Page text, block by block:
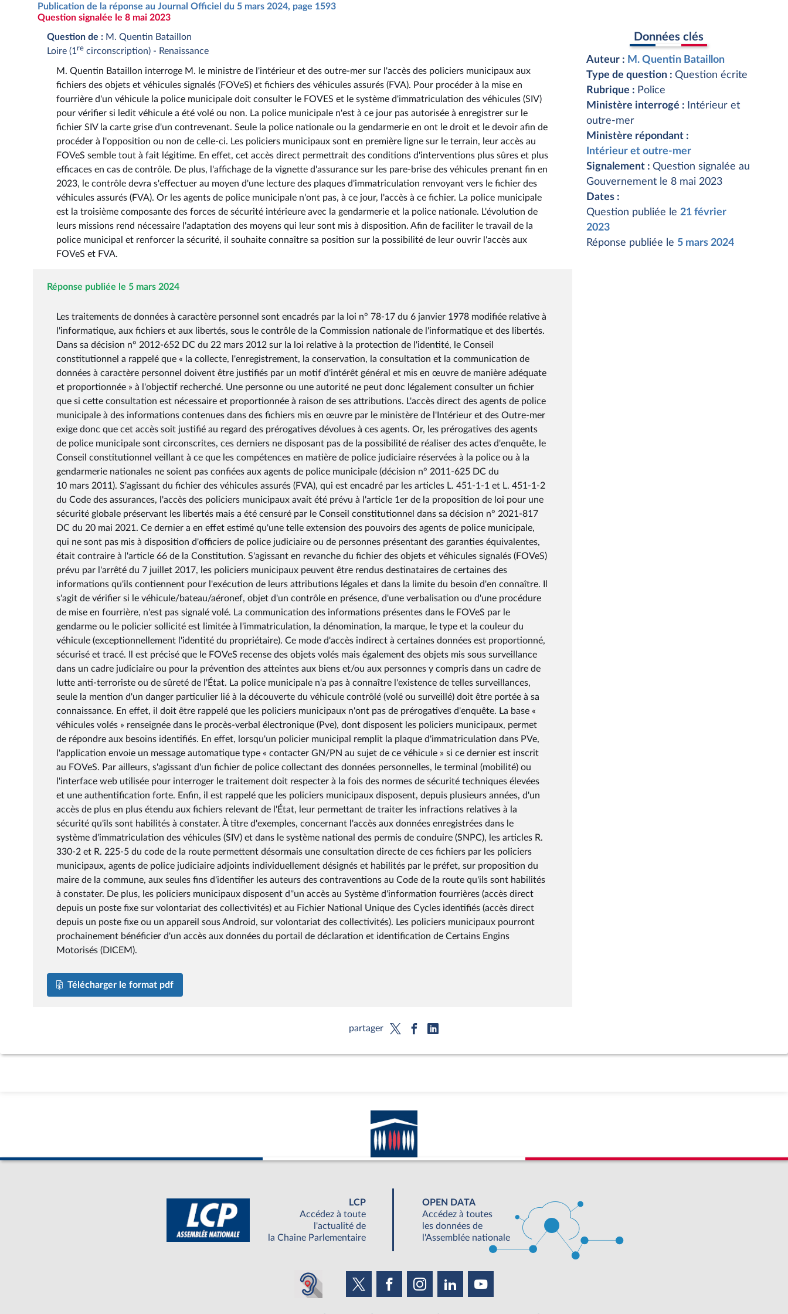
Publication de la réponse au Journal Officiel du 5 mars 2024, page 1593
Question signalée le 8 mai 2023
Question de : M. Quentin Bataillon
Loire (1 re circonscription) - Renaissance
M. Quentin Bataillon interroge M. le ministre de l'intérieur et des outre-mer sur l'accès des policiers municipaux aux
fichiers des objets et véhicules signalés (FOVeS) et fichiers des véhicules assurés (FVA). Pour procéder à la mise en
fourrière d'un véhicule la police municipale doit consulter le FOVES et le système d'immatriculation des véhicules (SIV)
pour vérifier si ledit véhicule a été volé ou non. La police municipale n'est à ce jour pas autorisée à enregistrer sur le
fichier SIV la carte grise d'un contrevenant. Seule la police nationale ou la gendarmerie en ont le droit et le devoir afin de
procéder à l'opposition ou non de celle-ci. Les policiers municipaux sont en première ligne sur le terrain, leur accès au
FOVeS semble tout à fait légitime. En effet, cet accès direct permettrait des conditions d'interventions plus sûres et plus
efficaces en cas de contrôle. De plus, l'affichage de la vignette d'assurance sur les pare-brise des véhicules prenant fin en
2023, le contrôle devra s'effectuer au moyen d'une lecture des plaques d'immatriculation renvoyant vers le fichier des
véhicules assurés (FVA). Or les agents de police municipale n'ont pas, à ce jour, l'accès à ce fichier. La police municipale
est la troisième composante des forces de sécurité intérieure avec la gendarmerie et la police nationale. L'évolution de
leurs missions rend nécessaire l'adaptation des moyens qui leur sont mis à disposition. Afin de faciliter le travail de la
police municipal et renforcer la sécurité, il souhaite connaître sa position sur la possibilité de leur ouvrir l'accès aux
FOVeS et FVA.
Réponse publiée le 5 mars 2024
Les traitements de données à caractère personnel sont encadrés par la loi n° 78-17 du 6 janvier 1978 modifiée relative à
l'informatique, aux fichiers et aux libertés, sous le contrôle de la Commission nationale de l'informatique et des libertés.
Dans sa décision n° 2012-652 DC du 22 mars 2012 sur la loi relative à la protection de l'identité, le Conseil
constitutionnel a rappelé que « la collecte, l'enregistrement, la conservation, la consultation et la communication de
données à caractère personnel doivent être justifiés par un motif d'intérêt général et mis en œuvre de manière adéquate
et proportionnée » à l'objectif recherché. Une personne ou une autorité ne peut donc légalement consulter un fichier
que si cette consultation est nécessaire et proportionnée à raison de ses attributions. L'accès direct des agents de police
municipale à des informations contenues dans des fichiers mis en œuvre par le ministère de l'Intérieur et des Outre-mer
exige donc que cet accès soit justifié au regard des prérogatives dévolues à ces agents. Or, les prérogatives des agents
de police municipale sont circonscrites, ces derniers ne disposant pas de la possibilité de réaliser des actes d'enquête, le
Conseil constitutionnel veillant à ce que les compétences en matière de police judiciaire réservées à la police ou à la
gendarmerie nationales ne soient pas confiées aux agents de police municipale (décision n° 2011-625 DC du
10 mars 2011). S'agissant du fichier des véhicules assurés (FVA), qui est encadré par les articles L. 451-1-1 et L. 451-1-2
du Code des assurances, l'accès des policiers municipaux avait été prévu à l'article 1er de la proposition de loi pour une
sécurité globale préservant les libertés mais a été censuré par le Conseil constitutionnel dans sa décision n° 2021-817
DC du 20 mai 2021. Ce dernier a en effet estimé qu'une telle extension des pouvoirs des agents de police municipale,
qui ne sont pas mis à disposition d'officiers de police judiciaire ou de personnes présentant des garanties équivalentes,
était contraire à l'article 66 de la Constitution. S'agissant en revanche du fichier des objets et véhicules signalés (FOVeS)
prévu par l'arrêté du 7 juillet 2017, les policiers municipaux peuvent être rendus destinataires de certaines des
informations qu'ils contiennent pour l'exécution de leurs attributions légales et dans la limite du besoin d'en connaître. Il
s'agit de vérifier si le véhicule/bateau/aéronef, objet d'un contrôle en présence, d'une verbalisation ou d'une procédure
de mise en fourrière, n'est pas signalé volé. La communication des informations présentes dans le FOVeS par le
gendarme ou le policier sollicité est limitée à l'immatriculation, la dénomination, la marque, le type et la couleur du
véhicule (exceptionnellement l'identité du propriétaire). Ce mode d'accès indirect à certaines données est proportionné,
sécurisé et tracé. Il est précisé que le FOVeS recense des objets volés mais également des objets mis sous surveillance
dans un cadre judiciaire ou pour la prévention des atteintes aux biens et/ou aux personnes y compris dans un cadre de
lutte anti-terroriste ou de sûreté de l'État. La police municipale n'a pas à connaître l'existence de telles surveillances,
seule la mention d'un danger particulier lié à la découverte du véhicule contrôlé (volé ou surveillé) doit être portée à sa
connaissance. En effet, il doit être rappelé que les policiers municipaux n'ont pas de prérogatives d'enquête. La base «
véhicules volés » renseignée dans le procès-verbal électronique (Pve), dont disposent les policiers municipaux, permet
de répondre aux besoins identifiés. En effet, lorsqu'un policier municipal remplit la plaque d'immatriculation dans PVe,
l'application envoie un message automatique type « contacter GN/PN au sujet de ce véhicule » si ce dernier est inscrit
au FOVeS. Par ailleurs, s'agissant d'un fichier de police collectant des données personnelles, le terminal (mobilité) ou
l'interface web utilisée pour interroger le traitement doit respecter à la fois des normes de sécurité techniques élevées
et une authentification forte. Enfin, il est rappelé que les policiers municipaux disposent, depuis plusieurs années, d'un
accès de plus en plus étendu aux fichiers relevant de l'État, leur permettant de traiter les infractions relatives à la
sécurité qu'ils sont habilités à constater. À titre d'exemples, concernant l'accès aux données enregistrées dans le
système d'immatriculation des véhicules (SIV) et dans le système national des permis de conduire (SNPC), les articles R.
330-2 et R. 225-5 du code de la route permettent désormais une consultation directe de ces fichiers par les policiers
municipaux, agents de police judiciaire adjoints individuellement désignés et habilités par le préfet, sur proposition du
maire de la commune, aux seules fins d'identifier les auteurs des contraventions au Code de la route qu'ils sont habilités
à constater. De plus, les policiers municipaux disposent d''un accès au Système d'information fourrières (accès direct
depuis un poste fixe sur volontariat des collectivités) et au Fichier National Unique des Cycles identifiés (accès direct
depuis un poste fixe ou un appareil sous Android, sur volontariat des collectivités). Les policiers municipaux pourront
prochainement bénéficier d'un accès aux données du portail de déclaration et identification de Certains Engins
Motorisés (DICEM).
Télécharger le format pdf
Données clés
Auteur : M. Quentin Bataillon
Type de question : Question écrite
Rubrique : Police
Ministère interrogé :
Intérieur et
outre-mer
Ministère répondant :
Intérieur et outre-mer
Signalement : Question signalée au
Gouvernement le 8 mai 2023
Dates :
Question publiée le 21 février
2023
Réponse publiée le 5 mars 2024
partager
LCP
Accédez à toute
l'actualité de
la Chaine Parlementaire
OPEN DATA
Accédez à toutes
les données de
l'Assemblée nationale